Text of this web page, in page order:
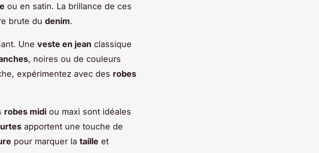
ou en satin. La brillance de ces
brute du denim.
Une veste en jean classique
, noires ou de couleurs
expérimentez avec des robes
robes midi ou maxi sont idéales
apportent une touche de
pour marquer la taille et